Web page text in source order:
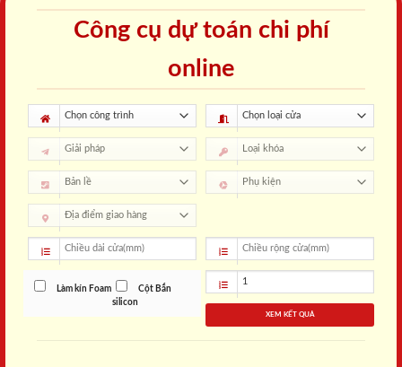
Công cụ dự toán chi phí
online
Làm kín Foam
Cột Bắn
silicon
XEM KẾT QUẢ